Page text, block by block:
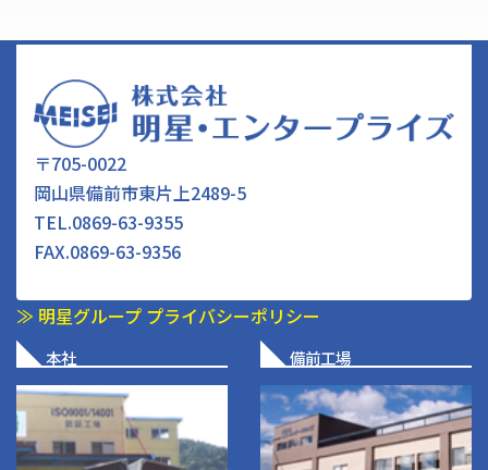
〒705-0022
岡山県備前市東片上2489-5
TEL.0869-63-9355
FAX.0869-63-9356
≫ 明星グループ プライバシーポリシー
本社 備前工場